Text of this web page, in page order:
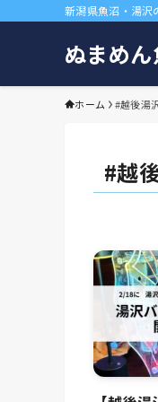
新潟県魚沼・湯沢
ぬまめ
ホーム #越後湯
#越